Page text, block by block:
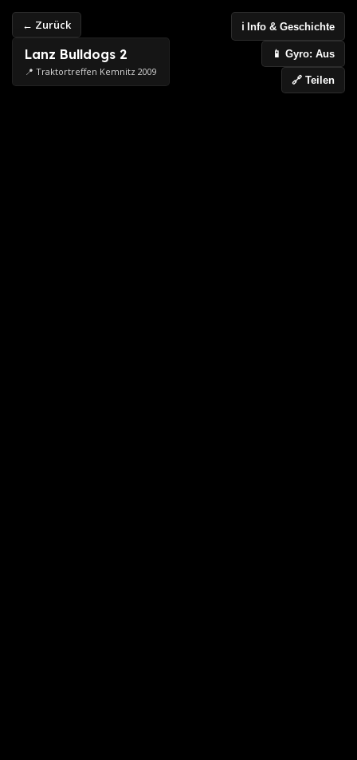
← Zurück
Lanz Bulldogs 2
📍 Traktortreffen Kemnitz 2009
ℹ️ Info & Geschichte
📱 Gyro: Aus
🔗 Teilen